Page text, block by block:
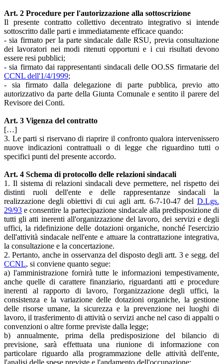
Art. 2 Procedure per l'autorizzazione alla sottoscrizione
Il presente contratto collettivo decentrato integrativo si intende
sottoscritto dalle parti e immediatamente efficace quando:
- sia firmato per la parte sindacale dalle RSU, previa consultazione
dei lavoratori nei modi ritenuti opportuni e i cui risultati devono
essere resi pubblici;
- sia firmato dai rappresentanti sindacali delle OO.SS firmatarie del
CCNL dell'1/4/1999;
- sia firmato dalla delegazione di parte pubblica, previo atto
autorizzativo da parte della Giunta Comunale e sentito il parere del
Revisore dei Conti.
Art. 3 Vigenza del contratto
[…]
3. Le parti si riservano di riaprire il confronto qualora intervenissero
nuove indicazioni contrattuali o di legge che riguardino tutti o
specifici punti del presente accordo.
Art. 4 Schema di protocollo delle relazioni sindacali
1. Il sistema di relazioni sindacali deve permettere, nel rispetto dei
distinti ruoli dell'ente e delle rappresentanze sindacali la
realizzazione degli obiettivi di cui agli artt. 6-7-10-47 del D.Lgs.
29/93 e consentire la partecipazione sindacale alla predisposizione di
tutti gli atti inerenti all'organizzazione del lavoro, dei servizi e degli
uffici, la ridefinizione delle dotazioni organiche, nonché l'esercizio
dell'attività sindacale nell'ente e attuare la contrattazione integrativa,
la consultazione e la concertazione.
2. Pertanto, anche in osservanza del disposto degli artt. 3 e segg. del
CCNL, si conviene quanto segue:
a) l'amministrazione fornirà tutte le informazioni tempestivamente,
anche quelle di carattere finanziario, riguardanti atti e procedure
inerenti al rapporto di lavoro, l'organizzazione degli uffici, la
consistenza e la variazione delle dotazioni organiche, la gestione
delle risorse umane, la sicurezza e la prevenzione nei luoghi di
lavoro, il trasferimento di attività o servizi anche nel caso di appalti o
convenzioni o altre forme previste dalla legge;
b) annualmente, prima della predisposizione del bilancio di
previsione, sarà effettuata una riunione di informazione con
particolare riguardo alla programmazione delle attività dell'ente,
l'analisi delle spese previste e l'andamento dell'occupazione;